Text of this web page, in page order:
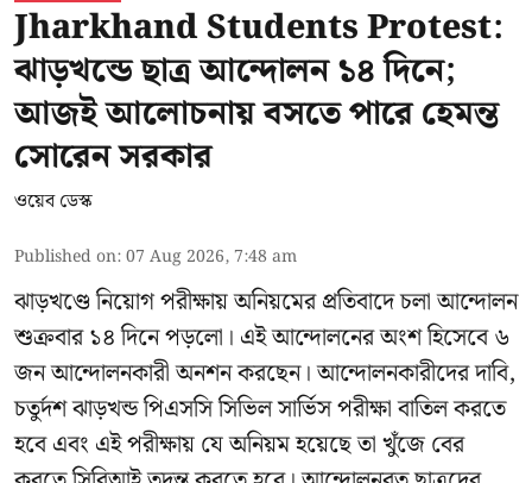
Jharkhand Students Protest:
ঝাড়খন্ডে ছাত্র আন্দোলন ১৪ দিনে;
আজই আলোচনায় বসতে পারে হেমন্ত
সোরেন সরকার
ওয়েব ডেস্ক
Published on:07 Aug 2026, 7:48 am
ঝাড়খণ্ডে নিয়োগ পরীক্ষায় অনিয়মের প্রতিবাদে চলা আন্দোলন
শুক্রবার ১৪ দিনে পড়লো। এই আন্দোলনের অংশ হিসেবে ৬
জন আন্দোলনকারী অনশন করছেন। আন্দোলনকারীদের দাবি,
চতুর্দশ ঝাড়খন্ড পিএসসি সিভিল সার্ভিস পরীক্ষা বাতিল করতে
হবে এবং এই পরীক্ষায় যে অনিয়ম হয়েছে তা খুঁজে বের